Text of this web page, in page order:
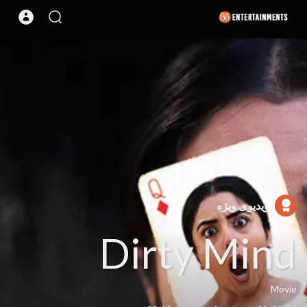
ویدیوی ویژه
Dirty Mind
Movie